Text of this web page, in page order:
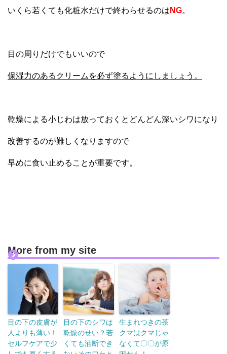
いくら若くても化粧水だけで終わらせるのは NG。
目の周りだけでもいいので
保湿力のあるクリームを必ず塗るようにしましょう。
乾燥による小じわは放っておくとどんどん深いシワになり
改善するのが難しくなりますので
早めに食い止めることが重要です。
More from my site
目の下の皮膚が
人よりも薄い！
セルフケアで少
目の下のシワは
乾燥のせい？若
くても油断でき
生まれつきの茶
クマはクマじゃ
なくて〇〇が原